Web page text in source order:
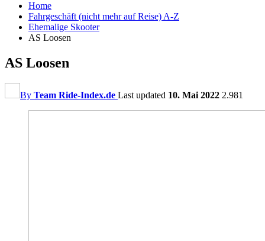
Home
Fahrgeschäft (nicht mehr auf Reise) A-Z
Ehemalige Skooter
AS Loosen
AS Loosen
By Team Ride-Index.de Last updated 10. Mai 2022 2.981